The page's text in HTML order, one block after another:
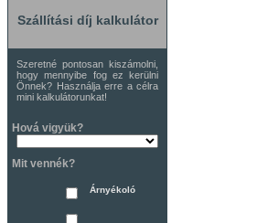
Szállítási díj kalkulátor
Szeretné pontosan kiszámolni,
hogy mennyibe fog ez kerülni
Önnek? Használja erre a célra
mini kalkulátorunkat!
Hová vigyük?
Mit vennék?
Árnyékoló